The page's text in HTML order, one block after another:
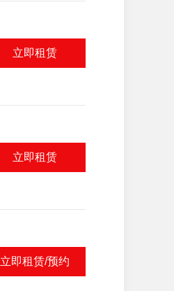
立即租赁
立即租赁
立即租赁/预约